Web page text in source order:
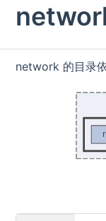
network 的目录